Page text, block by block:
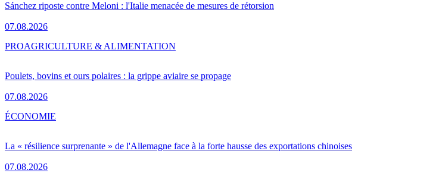
Sánchez riposte contre Meloni : l'Italie menacée de mesures de rétorsion
07.08.2026
Poulets, bovins et ours polaires : la grippe aviaire se propage
07.08.2026
PROAGRICULTURE & ALIMENTATION
La « résilience surprenante » de l'Allemagne face à la forte hausse des exportations chinoises
07.08.2026
ÉCONOMIE